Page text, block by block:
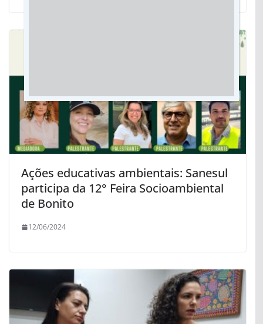
Ações educativas ambientais: Sanesul
participa da 12° Feira Socioambiental
de Bonito
12/06/2024